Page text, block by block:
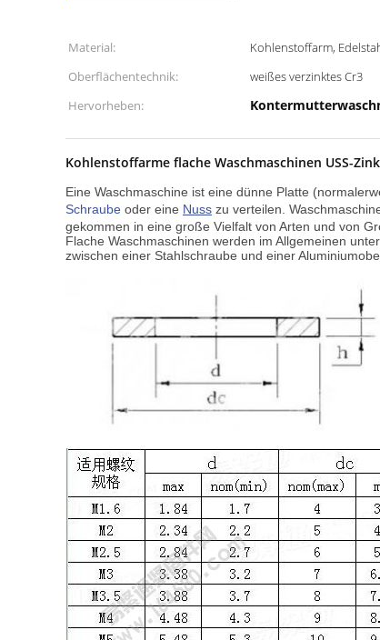
Material: Kohlenstoffarm,
Oberflächentechnik:
weißes verzinktes Cr3
Hervorheben:
Kohlenstoffarme flache Waschmaschinen USS-
Eine Waschmaschine ist eine dünne Platte
Schraube oder eine Nuss zu verteilen.
gekommen in eine große Vielfalt von Arten und von
Flache Waschmaschinen werden im Allgemeinen
zwischen einer Stahlschraube und einer